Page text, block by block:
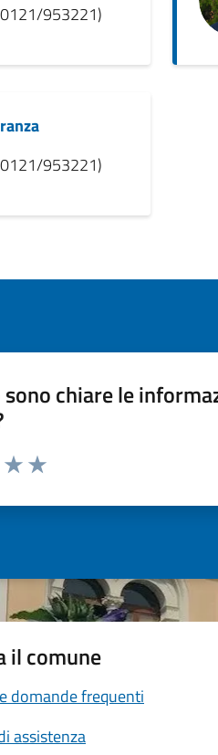
953221)
953221)
chiare le
stelle la pagina
il comune
domande frequenti
assistenza